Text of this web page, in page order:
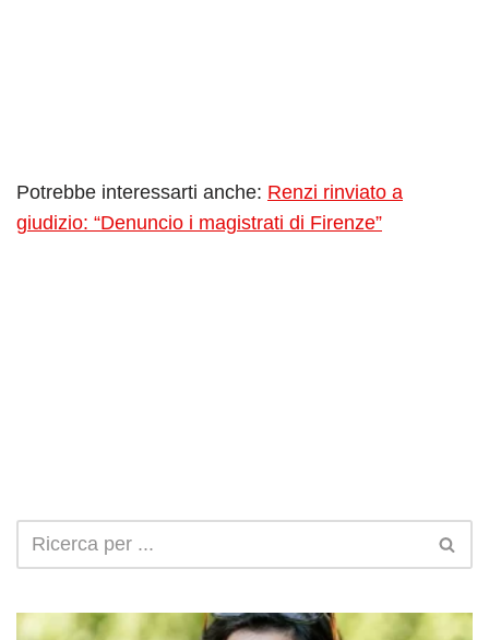
Potrebbe interessarti anche: Renzi rinviato a
giudizio: “Denuncio i magistrati di Firenze”